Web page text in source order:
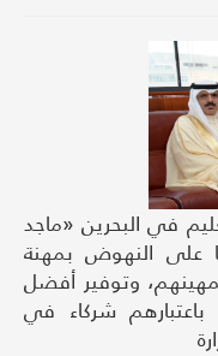
في البحرين «ماجد
على النهوض بمهنة
وتوفير أفضل
شركاء في